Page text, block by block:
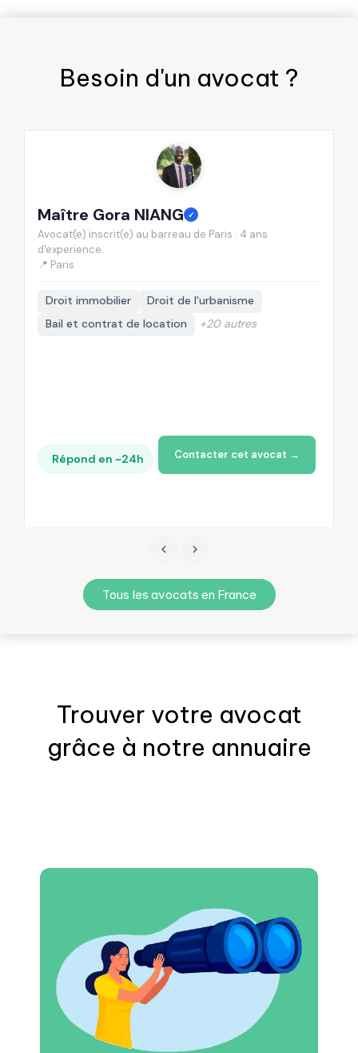
Besoin d'un avocat ?
Maître Gora NIANG ✓
Avocat(e) inscrit(e) au barreau de Paris · 4 ans
d'experience.
📍 Paris
Droit immobilier
Droit de l'urbanisme
Bail et contrat de location
+20 autres
Répond en ~24h Contacter cet avocat →
Tous les avocats en France
Trouver votre avocat
grâce à notre annuaire